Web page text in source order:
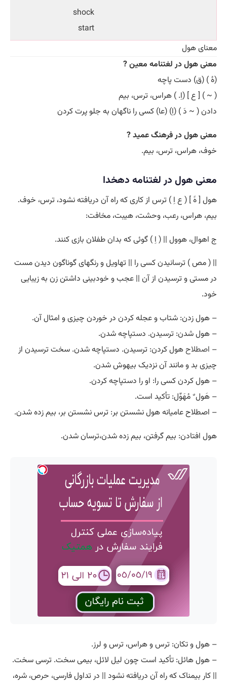
shock
start
معنای هول
معنی هول در لغتنامه معین ?
(هُ ) (ق) دست پاچه
( ~ ) [ ع ] (اِ. ) هراس، ترس، بیم
دادن ( ~ دَ ) (اِ) (عا) کسی را ناگهان به جلو پرت کردن
معنی هول در فرهنگ عمید ?
خوف، هراس، ترس، بیم.
معنی هول در لغتنامه دهخدا
هول [ هََ ] ( ع اِ ) ترس از کاری که راه آن دریافته نشود، ترس، خوف.
بیم، هراس، رعب، وحشت، هیبت، مخافت:
ج اهوال، هوول || ( اِ ) گوئی که بدان طفلان بازی کنند.
|| ( مص ) ترسانیدن کسی را || تهاویل و رنگهای گوناگون دیدن مست
در مستی و ترسیدن از آن || عجب و خودبینی داشتن زن به زیبایی
خود.
– هول زدن: شتاب و عجله کردن در خوردن چیزی و امثال آن.
– هول شدن: ترسیدن. دستپاچه شدن.
– اصطلاحهول کردن: ترسیدن. دستپاچه شدن. سخت ترسیدن از
چیزی بد و مانند آن نزدیک بیهوش شدن.
– هول کردن کسی را: او را دستپاچه کردن.
– هَول ٌ مُهَوِّل: تأکید است.
– اصطلاح عامیانه هول نشستن بر: ترس نشستن بر، بیم زده شدن.
هول افتادن: بیم گرفتن، بیم زده شدن،ترسان شدن.
– هول و تکان: ترس و هراس، ترس و لرز.
– هول هائل: تأکید است چون لیل لائل، بیمی سخت. ترسی سخت.
|| کار بیمناک که راه آن دریافته نشود || در تداول فارسی، حرص، شره،